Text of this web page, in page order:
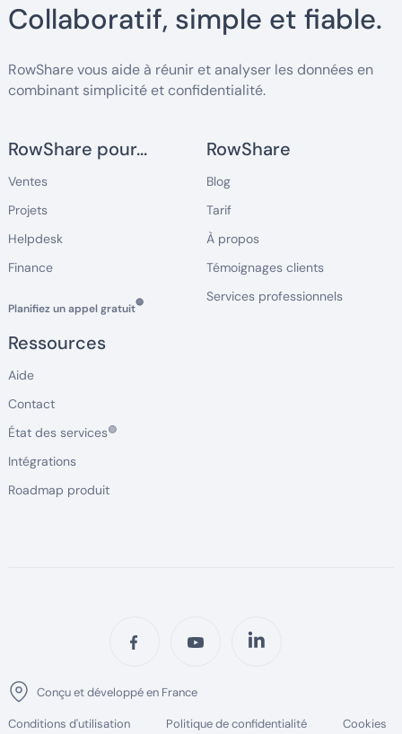
Collaboratif, simple et fiable.
RowShare vous aide à réunir et analyser les données en
combinant simplicité et confidentialité.
RowShare pour...
Ventes
Projets
Helpdesk
Finance
Planifiez un appel gratuit🔵
RowShare
Blog
Tarif
À propos
Témoignages clients
Services professionnels
Ressources
Aide
Contact
État des services🟢
Intégrations
Roadmap produit
Conçu et développé en France
Conditions d'utilisation Politique de confidentialité Cookies